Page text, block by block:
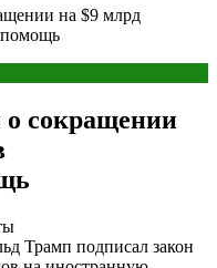
на $9 млрд
помощь
о сокращении
Трамп подписал закон